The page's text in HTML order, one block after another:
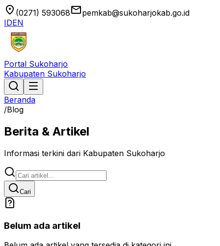
location_on (0271) 593068emailpemkab@sukoharjokab.go.id
IDEN
Portal Sukoharjo
Kabupaten Sukoharjo
Beranda
/Blog
Berita & Artikel
Informasi terkini dari Kabupaten Sukoharjo
Cari
Belum ada artikel